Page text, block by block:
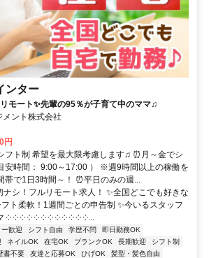
ンター
モート✨先輩の95％が子育て中のママ♫
ント株式会社
円
フト制 希望を最大限考慮します♫ ⏰月～金でシ
安時間： 9:00～17:00 ） ※週9時間以上の稼働を
で1日3時間～！ ⏰平日のみの週...
ナシ！フルリモート求人！ ✨全国どこでも好きな
ト柔軟！1週間ごとの申告制 ✨今いるスタッフ
༶ ༶ ༶ ༶ ༶ ༶ ༶ ༶ ༶ ༶ ༶ ༶...
歓迎 シフト自由 学歴不問
即日勤務OK
ネイルOK 在宅OK ブランクOK 長期歓迎
シフト制
書不要 友達と応募OK ひげOK 髪型・髪色自由